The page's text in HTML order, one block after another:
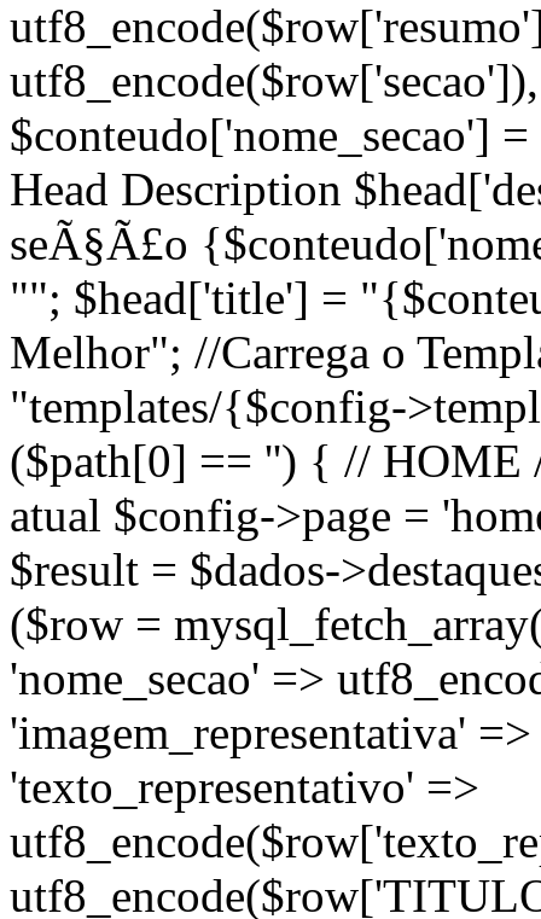
$conteudo['nome_secao']
Head Description
seÃ§Ã£o
""; $head['title'] =
Melhor"; //Carrega o
"templates/{$config-
($path[0] == '') { // HOME
atual $config->page =
$result = $dados-
($row =
'nome_secao' =>
'imagem_representativa'
'texto_representativo' =>